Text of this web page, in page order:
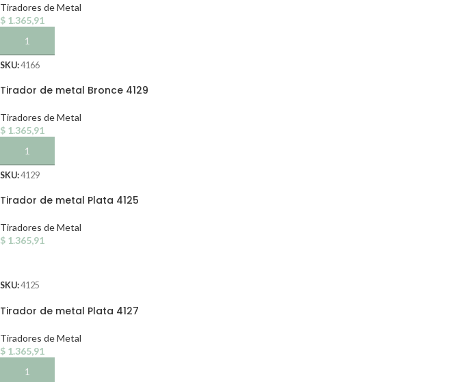
Tiradores de Metal
$ 1.365,91
AÑADIR AL CARRITO
SKU:4166
Tirador de metal Bronce 4129
Tiradores de Metal
$ 1.365,91
AÑADIR AL CARRITO
SKU:4129
Tirador de metal Plata 4125
Tiradores de Metal
$ 1.365,91
SKU:4125
Tirador de metal Plata 4127
Tiradores de Metal
$ 1.365,91
AÑADIR AL CARRITO